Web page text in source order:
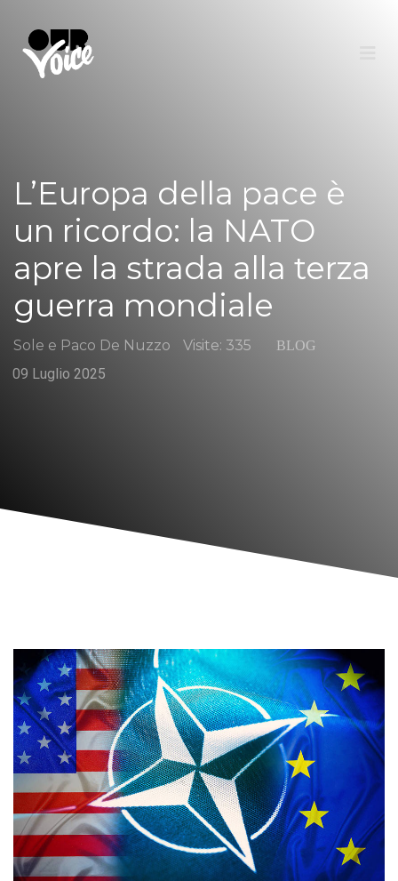
L’Europa della pace è
un ricordo: la NATO
apre la strada alla terza
guerra mondiale
Sole e Paco De Nuzzo BLOG
09 Luglio 2025
Visite: 335